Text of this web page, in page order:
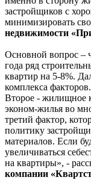
застройщиков с
минимизировать
недвижимости
Основной вопрос –
года ряд
квартир на 5-8%.
комплекса
Второе - жилищное
эконом-жилья во
третий фактор,
политику
материалов. Если
увеличиваться
на квартиры», -
компании